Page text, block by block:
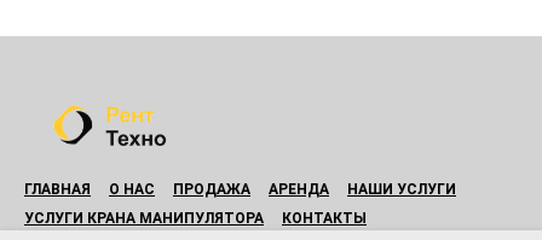
ГЛАВНАЯ О НАС ПРОДАЖА АРЕНДА
НАШИ УСЛУГИ
УСЛУГИ КРАНА МАНИПУЛЯТОРА
КОНТАКТЫ